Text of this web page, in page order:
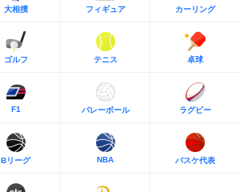
大相撲 フィギュア カーリング
ゴルフ テニス 卓球
F1 バレーボール ラグビー
Bリーグ NBA バスケ代表